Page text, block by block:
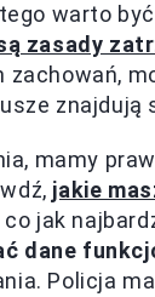
warto
zasady
mamy
jakie
jak
dane
Policja